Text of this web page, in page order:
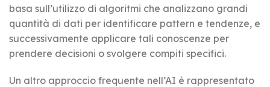
basa sull’utilizzo di algoritmi che analizzano grandi
quantità di dati per identificare pattern e tendenze, e
successivamente applicare tali conoscenze per
prendere decisioni o svolgere compiti specifici.
Un altro approccio frequente nell’AI è rappresentato